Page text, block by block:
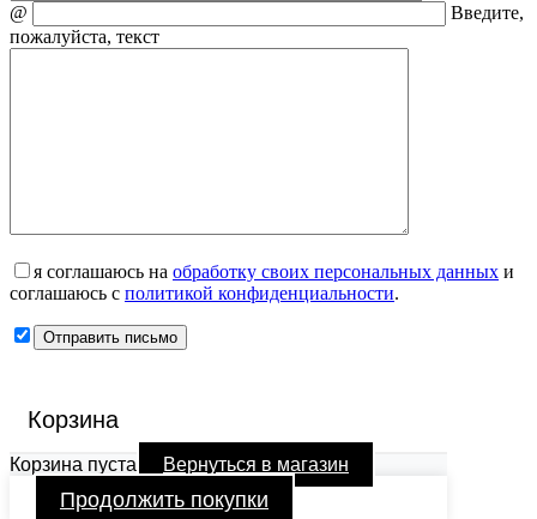
@
Введите,
пожалуйста, текст
я соглашаюсь на обработку своих персональных данных и
соглашаюсь с политикой конфиденциальности.
Корзина
Корзина пуста Вернуться в магазин
Продолжить покупки